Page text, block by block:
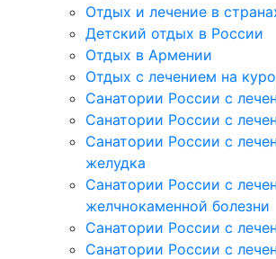
Отдых и лечение в
Детский отдых в России
Отдых в Армении
Отдых с лечением на
Санатории России с
Санатории России с
Санатории России с
желудка
Санатории России с
желчнокаменной болезни
Санатории России с
Санатории России с